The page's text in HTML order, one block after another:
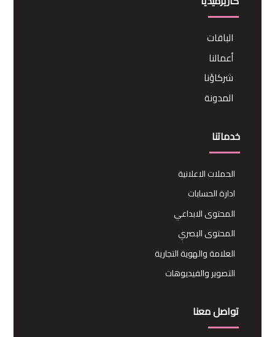
الباقات
أعمالنا
شركاؤنا
المدونة
خدماتنا
الحملات الاعلانية
ادارة الحسابات
المحتوى الابداعي
المحتوى البصري
العلامة والهوية التجارية
التصوير والفيديوهات
تواصل معنا